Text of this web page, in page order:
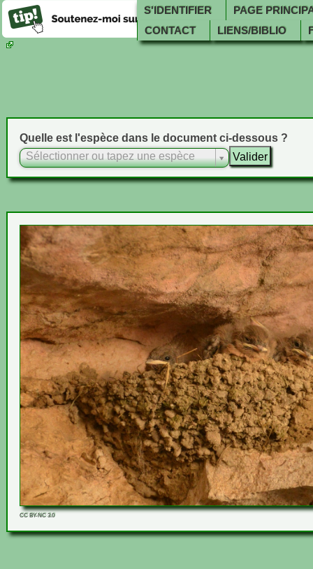
S'IDENTIFIER
PAGE
CONTACT
LIENS/BIBLIO
Quelle est l'espèce dans le document ci-dessous ?
Sélectionner ou tapez une espèce
CC BY-NC 3.0